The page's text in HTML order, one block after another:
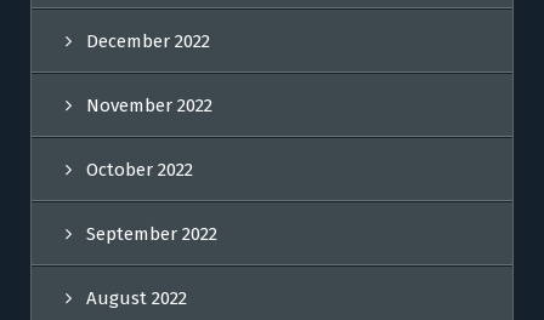
December 2022
November 2022
October 2022
September 2022
August 2022